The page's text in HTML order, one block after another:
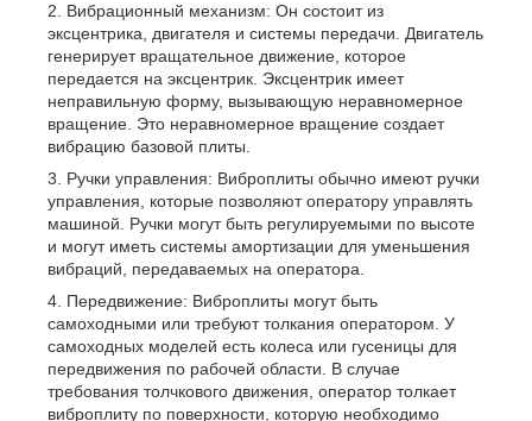
Вибрационный механизм: Он состоит из
эксцентрика, двигателя и системы передачи. Двигатель
генерирует вращательное движение, которое
передается на эксцентрик. Эксцентрик имеет
неправильную форму, вызывающую неравномерное
вращение. Это неравномерное вращение создает
вибрацию базовой плиты.
Ручки управления: Виброплиты обычно имеют ручки
управления, которые позволяют оператору управлять
машиной. Ручки могут быть регулируемыми по высоте
и могут иметь системы амортизации для уменьшения
вибраций, передаваемых на оператора.
Передвижение: Виброплиты могут быть
самоходными или требуют толкания оператором. У
самоходных моделей есть колеса или гусеницы для
передвижения по рабочей области. В случае
требования толчкового движения, оператор толкает
виброплиту по поверхности, которую необходимо